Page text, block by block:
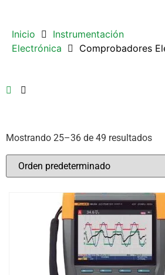
Inicio
Instrumentación
Electrónica
Comprobadores
Beha Amprobe (2)
Fluke
(47)
Etiquetas del producto
Mostrando 25–36 de 49 resultados